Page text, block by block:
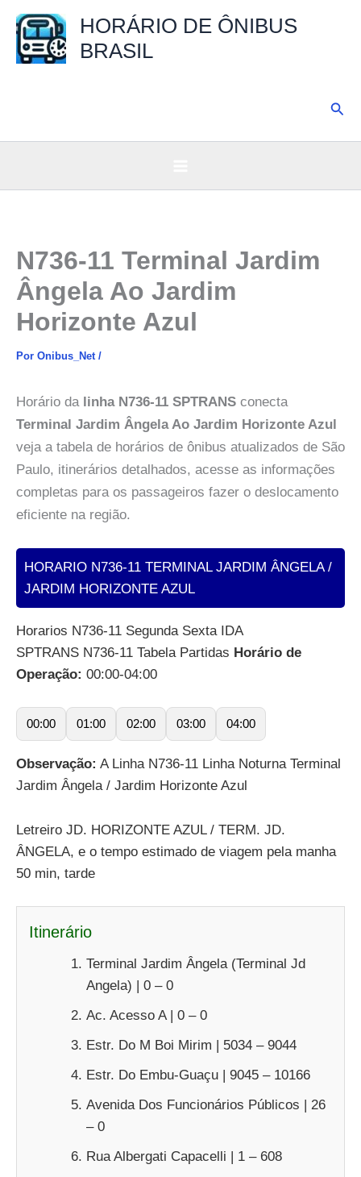
para
HORÁRIO DE ÔNIBUS
BRASIL
N736-11 Terminal Jardim
Ângela Ao Jardim
Horizonte Azul
Por Onibus_Net /
Horário da linha N736-11 SPTRANS conecta
Terminal Jardim Ângela Ao Jardim Horizonte Azul
veja a tabela de horários de ônibus atualizados de São
Paulo, itinerários detalhados, acesse as informações
completas para os passageiros fazer o deslocamento
eficiente na região.
HORARIO N736-11 TERMINAL JARDIM ÂNGELA /
JARDIM HORIZONTE AZUL
Horarios N736-11 Segunda Sexta IDA
SPTRANS N736-11 Tabela Partidas Horário de
Operação: 00:00-04:00
00:00 01:00 02:00 03:00 04:00
Observação: A Linha N736-11 Linha Noturna Terminal
Jardim Ângela / Jardim Horizonte Azul
Letreiro JD. HORIZONTE AZUL / TERM. JD.
ÂNGELA, e o tempo estimado de viagem pela manha
50 min, tarde
Itinerário
Terminal Jardim Ângela (Terminal Jd
Angela) | 0 – 0
Ac. Acesso A | 0 – 0
Estr. Do M Boi Mirim | 5034 – 9044
Estr. Do Embu-Guaçu | 9045 – 10166
Avenida Dos Funcionários Públicos | 26
– 0
Rua Albergati Capacelli | 1 – 608